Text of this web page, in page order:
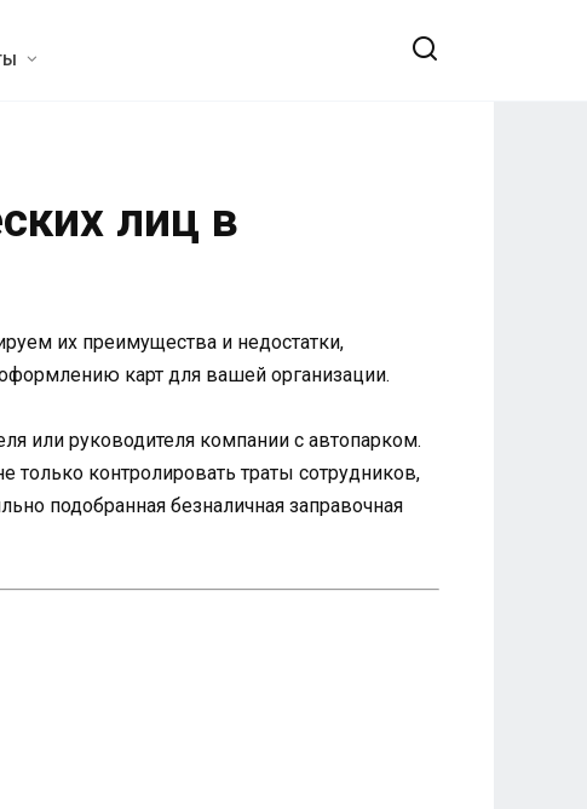
лиц в
их преимущества и недостатки,
карт для вашей организации.
или руководителя компании с автопарком.
контролировать траты сотрудников,
подобранная безналичная заправочная